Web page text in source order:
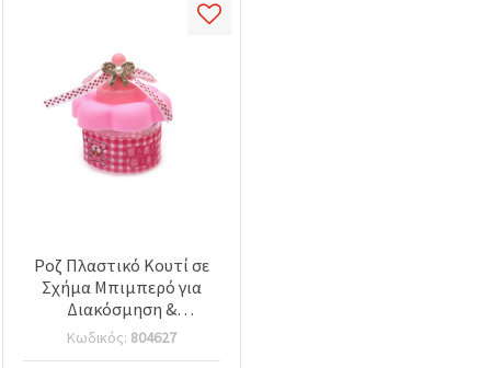
Ροζ Πλαστικό Κουτί σε
Σχήμα Μπιμπερό για
Διακόσμηση &
Χειροτεχνίες, 80x70 mm
Κωδικός: 804627